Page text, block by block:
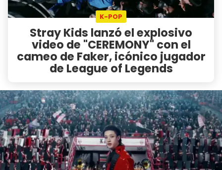
K-POP
Stray Kids lanzó el explosivo
video de "CEREMONY" con el
cameo de Faker, icónico jugador
de League of Legends